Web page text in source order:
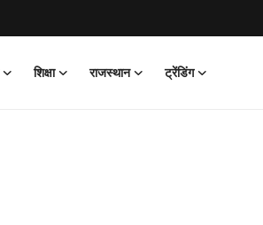
शिक्षा राजस्थान ट्रेंडिंग